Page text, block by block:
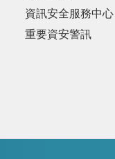
資訊安全服務中心
重要資安警訊